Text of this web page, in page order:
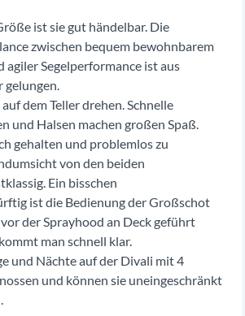
ist sie gut händelbar. Die
zwischen bequem bewohnbarem
Segelperformance ist aus
gelungen.
dem Teller drehen. Schnelle
und Halsen machen großen Spaß.
gehalten und problemlos zu
von den beiden
Ein bisschen
ist die Bedienung der Großschot
der Sprayhood an Deck geführt
man schnell klar.
und Nächte auf der Divali mit 4
und können sie uneingeschränkt